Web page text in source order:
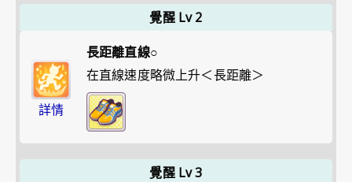
覺醒 Lv 2
詳情
長距離直線○
在直線速度略微上升＜長距離＞
覺醒 Lv 3